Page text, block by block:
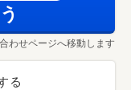
わせページへ移動します
る